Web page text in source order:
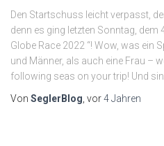
Den Startschuss leicht verpasst,
denn es ging letzten Sonntag, dem
Globe Race 2022 “! Wow, was ein
und Männer, als auch eine Frau –
following seas on your trip! Und
Von SeglerBlog , vor4 Jahren